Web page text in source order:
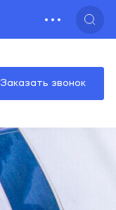
Заказать звонок